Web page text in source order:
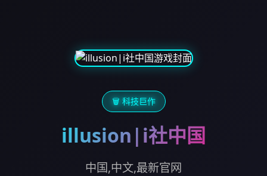
🗑️ 科技巨作
illusion|i社中国
中国,中文,最新官网